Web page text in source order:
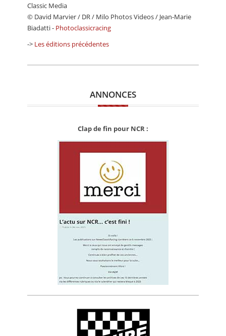
Classic Media
© David Marvier / DR / Milo Photos Videos / Jean-Marie
Biadatti - Photoclassicracing
-> Les éditions précédentes
ANNONCES
Clap de fin pour NCR :